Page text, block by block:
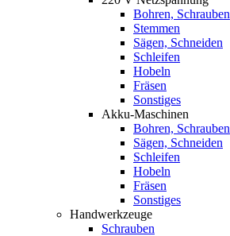
Bohren, Schrauben
Stemmen
Sägen, Schneiden
Schleifen
Hobeln
Fräsen
Sonstiges
Akku-Maschinen
Bohren, Schrauben
Sägen, Schneiden
Schleifen
Hobeln
Fräsen
Sonstiges
Handwerkzeuge
Schrauben